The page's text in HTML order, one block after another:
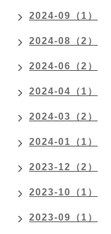
2024-09（1）
2024-08（2）
2024-06（2）
2024-04（1）
2024-03（2）
2024-01（1）
2023-12（2）
2023-10（1）
2023-09（1）